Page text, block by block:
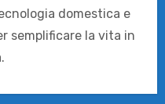
domestica e
semplificare la vita in